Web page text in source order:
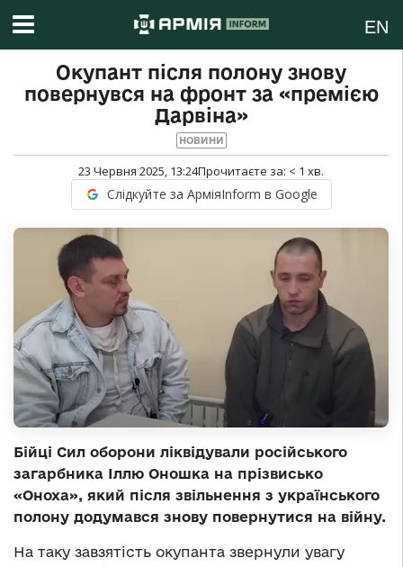
EN
Окупант після полону знову
повернувся на фронт за «премією
Дарвіна»
НОВИНИ
23 Червня 2025, 13:24Прочитаєте за: < 1 хв.
Слідкуйте за АрміяInform в Google
Бійці Сил оборони ліквідували російського
загарбника Іллю Оношка на прізвисько
«Оноха», який після звільнення з українського
полону додумався знову повернутися на війну.
На таку завзятість окупанта звернули увагу